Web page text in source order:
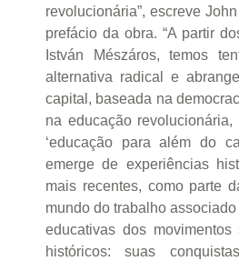
revolucionária”, escreve
prefácio da obra. “A partir
István Mészáros, temos
alternativa radical e
capital, baseada na
na educação
‘educação para além do
emerge de experiências
mais recentes, como parte
mundo do trabalho
educativas dos
históricos: suas